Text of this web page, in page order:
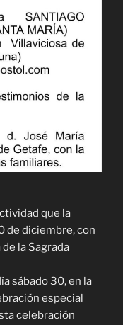
que la
de diciembre, con
la Sagrada
sábado 30, en la
especial
celebración